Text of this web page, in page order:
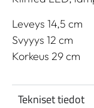
Leveys 14,5 cm
Svyyys 12 cm
Korkeus 29 cm
Tekniset tiedot